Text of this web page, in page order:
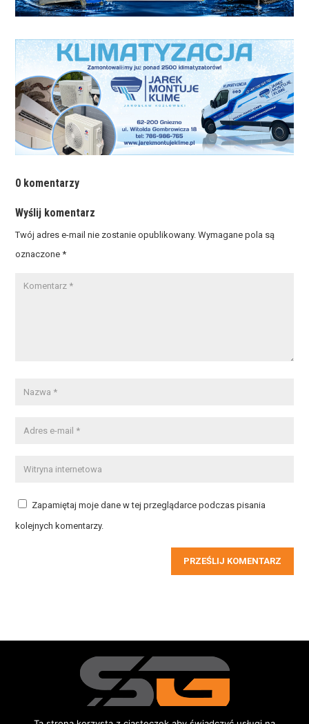
0 komentarzy
Wyślij komentarz
Twój adres e-mail nie zostanie opublikowany. Wymagane pola są
oznaczone*
Zapamiętaj moje dane w tej przeglądarce podczas pisania
kolejnych komentarzy.
PRZEŚLIJ KOMENTARZ